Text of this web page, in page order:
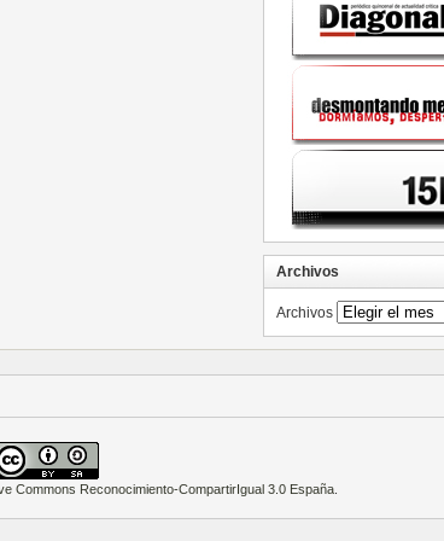
Archivos
Archivos
Commons Reconocimiento-CompartirIgual 3.0 España.